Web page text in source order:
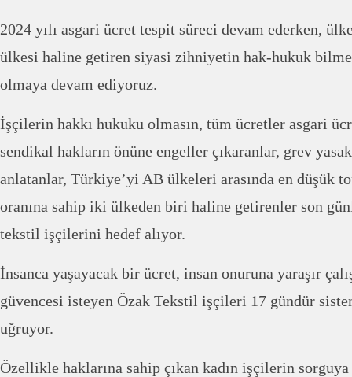
2024 yılı asgari ücret tespit süreci devam ederken,
ülkesi haline getiren siyasi zihniyetin hak-hukuk
olmaya devam ediyoruz.
İşçilerin hakkı hukuku olmasın, tüm ücretler asgari
sendikal hakların önüne engeller çıkaranlar, grev
anlatanlar, Türkiye’yi AB ülkeleri arasında en düşük
oranına sahip iki ülkeden biri haline getirenler son
tekstil işçilerini hedef alıyor.
İnsanca yaşayacak bir ücret, insan onuruna yaraşır
güvencesi isteyen Özak Tekstil işçileri 17 gündür
uğruyor.
Özellikle haklarına sahip çıkan kadın işçilerin